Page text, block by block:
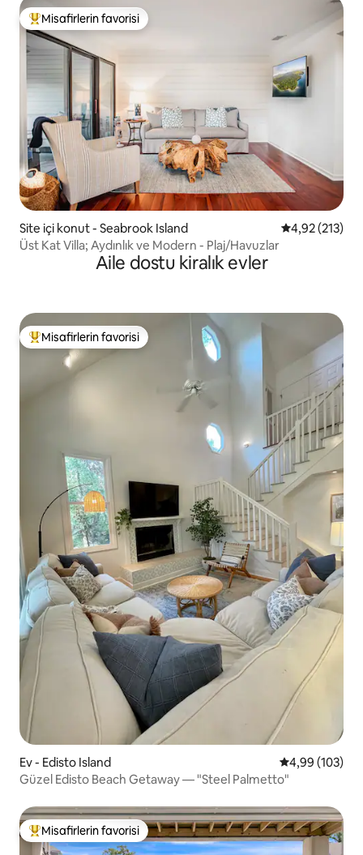
Misafirlerin favorilerinden en beğenilenler arasında
Misafirlerin favorisi
Site içi konut - Seabrook Island 5 üzerinden
4,92 (213)
Üst Kat Villa; Aydınlık ve Modern - Plaj/Havuzlar
Aile dostu kiralık evler
Misafirlerin favorilerinden en beğenilenler arasında
Misafirlerin favorisi
Ev - Edisto Island 5 üzerinden
4,99 (103)
Güzel Edisto Beach Getaway — "Steel Palmetto"
Misafirlerin favorilerinden en beğenilenler arasında
Misafirlerin favorisi